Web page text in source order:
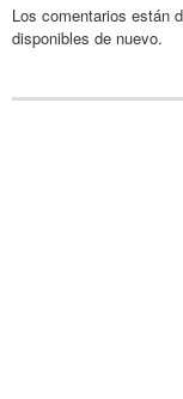
Los comentarios están
disponibles de nuevo.